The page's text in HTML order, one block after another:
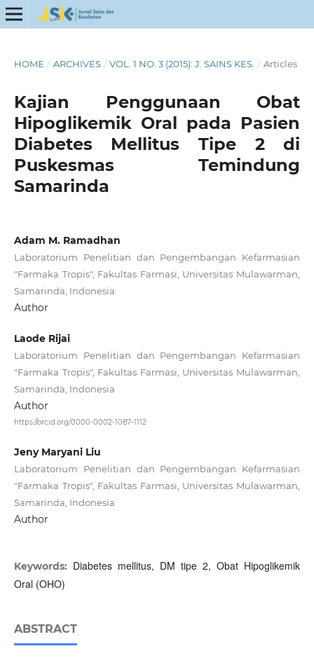
HOME / ARCHIVES / VOL. 1 NO. 3 (2015): J. SAINS KES. / Articles
Kajian Penggunaan Obat
Hipoglikemik Oral pada Pasien
Diabetes Mellitus Tipe 2 di
Puskesmas Temindung
Samarinda
Adam M. Ramadhan
Laboratorium Penelitian dan Pengembangan Kefarmasian
"Farmaka Tropis", Fakultas Farmasi, Universitas Mulawarman,
Samarinda, Indonesia
Author
Laode Rijai
Laboratorium Penelitian dan Pengembangan Kefarmasian
"Farmaka Tropis", Fakultas Farmasi, Universitas Mulawarman,
Samarinda, Indonesia
Author
https://orcid.org/0000-0002-1087-1112
Jeny Maryani Liu
Laboratorium Penelitian dan Pengembangan Kefarmasian
"Farmaka Tropis", Fakultas Farmasi, Universitas Mulawarman,
Samarinda, Indonesia
Author
Keywords: Diabetes mellitus, DM tipe 2, Obat Hipoglikemik
Oral (OHO)
ABSTRACT